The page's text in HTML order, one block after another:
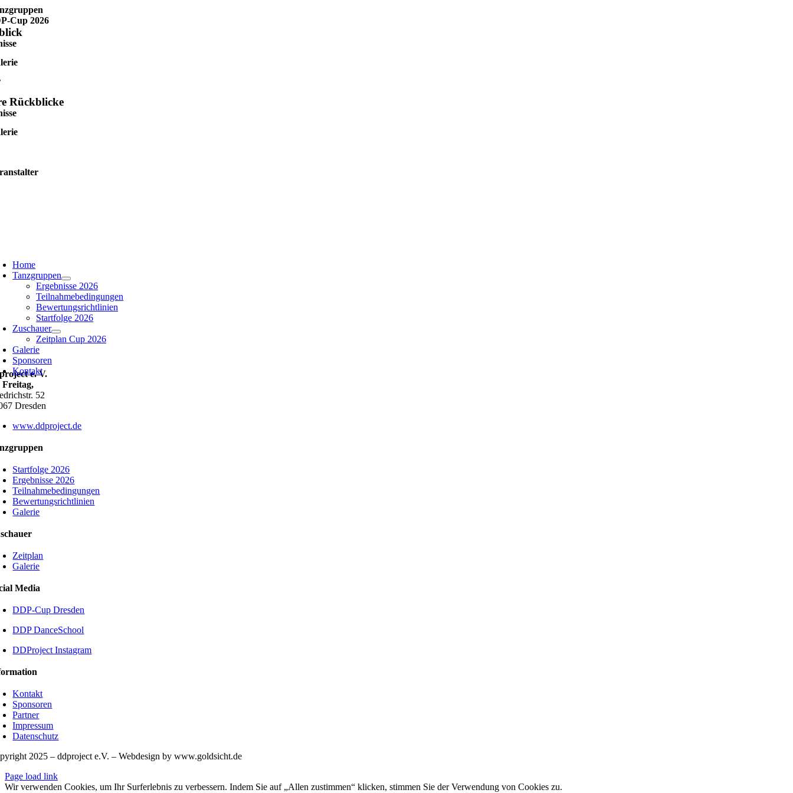
Zum
Inhalt
springen
Home
Tanzgruppen
Ergebnisse 2026
Teilnahmebedingungen
Bewertungsrichtlinien
Startfolge 2026
Zuschauer
Zeitplan Cup 2026
Galerie
Sponsoren
Kontakt
Cup 2026
Rückblicke
e. V.
Freitag,
52
Dresden
www.ddproject.de
Startfolge 2026
Ergebnisse 2026
Teilnahmebedingungen
Bewertungsrichtlinien
Galerie
Zeitplan
Galerie
Media
DDP-Cup Dresden
DDP DanceSchool
DDProject Instagram
Kontakt
Sponsoren
Partner
Impressum
Datenschutz
2025 – ddproject e.V. – Webdesign by www.goldsicht.de
Page load link
Wir verwenden Cookies, um Ihr Surferlebnis zu verbessern. Indem Sie auf „Allen zustimmen“ klicken, stimmen Sie der Verwendung von Cookies zu.